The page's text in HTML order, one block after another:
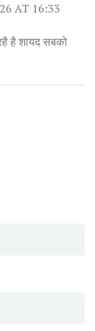
AT 16:33
है शायद सबको